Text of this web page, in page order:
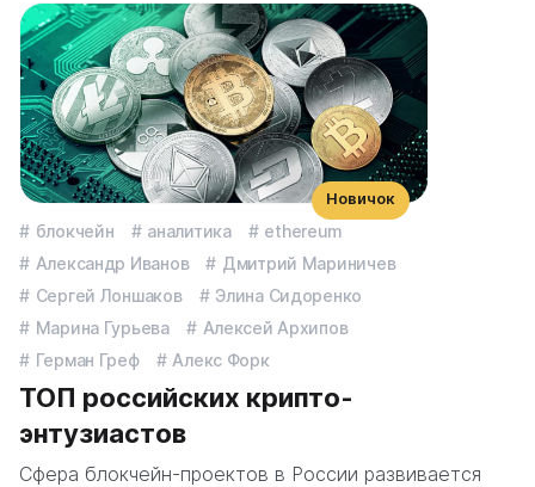
блокчейн аналитика
ethereum
Александр Иванов
Дмитрий Мариничев
Сергей Лоншаков
Элина Сидоренко
Марина Гурьева
Алексей Архипов
Герман Греф
Алекс Форк
ТОП российских крипто-
энтузиастов
Сфера блокчейн-проектов в России развивается
Новичок